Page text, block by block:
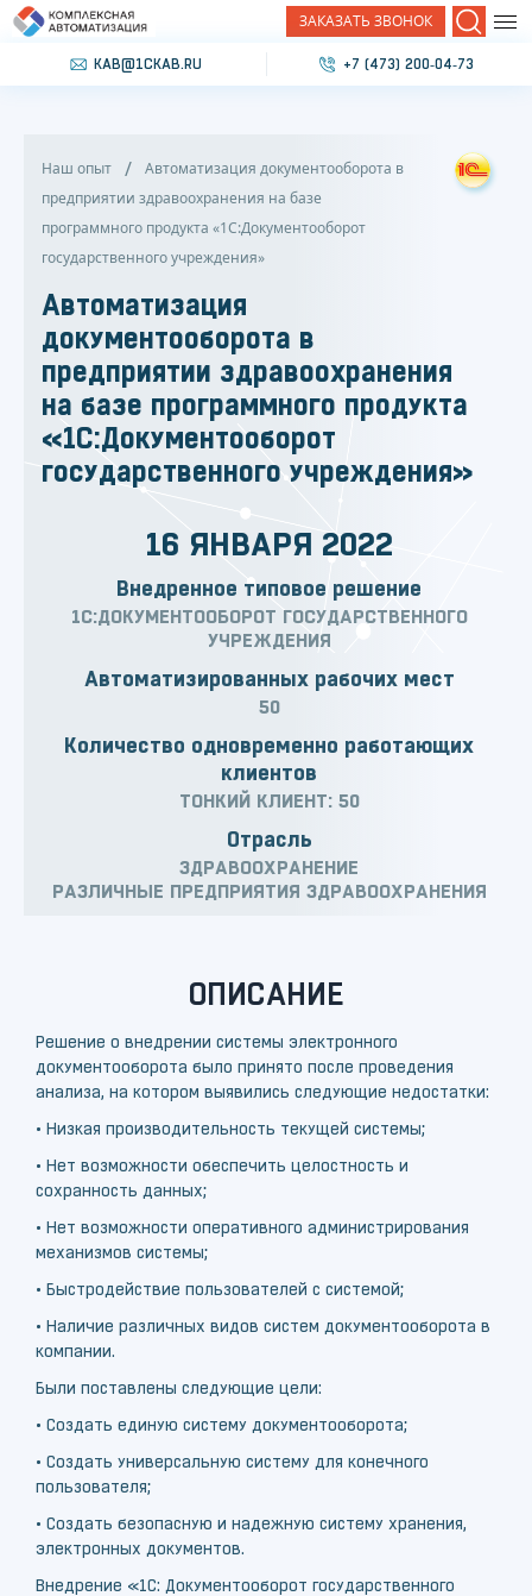
ЗАКАЗАТЬ ЗВОНОК Поиск
KAB@1CKAB.RU +7 (473) 200‐04‐73
Наш опыт
Автоматизация документооборота в
предприятии здравоохранения на базе
программного продукта «1С:Документооборот
государственного учреждения»
Автоматизация
документооборота в
предприятии здравоохранения
на базе программного продукта
«1С:Документооборот
государственного учреждения»
16 ЯНВАРЯ 2022
Внедренное типовое решение
1С:ДОКУМЕНТООБОРОТ ГОСУДАРСТВЕННОГО
УЧРЕЖДЕНИЯ
Автоматизированных рабочих мест
50
Количество одновременно работающих
клиентов
ТОНКИЙ КЛИЕНТ: 50
Отрасль
ЗДРАВООХРАНЕНИЕ
РАЗЛИЧНЫЕ ПРЕДПРИЯТИЯ ЗДРАВООХРАНЕНИЯ
ОПИСАНИЕ
Решение о внедрении системы электронного
документооборота было принято после проведения
анализа, на котором выявились следующие недостатки:
• Низкая производительность текущей системы;
• Нет возможности обеспечить целостность и
сохранность данных;
• Нет возможности оперативного администрирования
механизмов системы;
• Быстродействие пользователей с системой;
• Наличие различных видов систем документооборота в
компании.
Были поставлены следующие цели:
• Создать единую систему документооборота;
• Создать универсальную систему для конечного
пользователя;
• Создать безопасную и надежную систему хранения,
электронных документов.
Внедрение «1С: Документооборот государственного